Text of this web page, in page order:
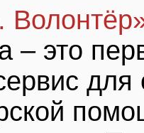
– это
для